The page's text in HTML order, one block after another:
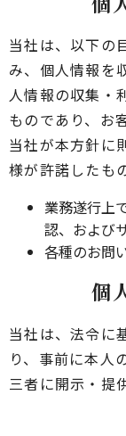
当社は、以下の
み、個人情報を
人情報の収集・
ものであり、お
当社が本方針に
様が許諾したも
業務遂行上
認、および
各種のお問
個
当社は、法令に
り、事前に本人
三者に開示・提